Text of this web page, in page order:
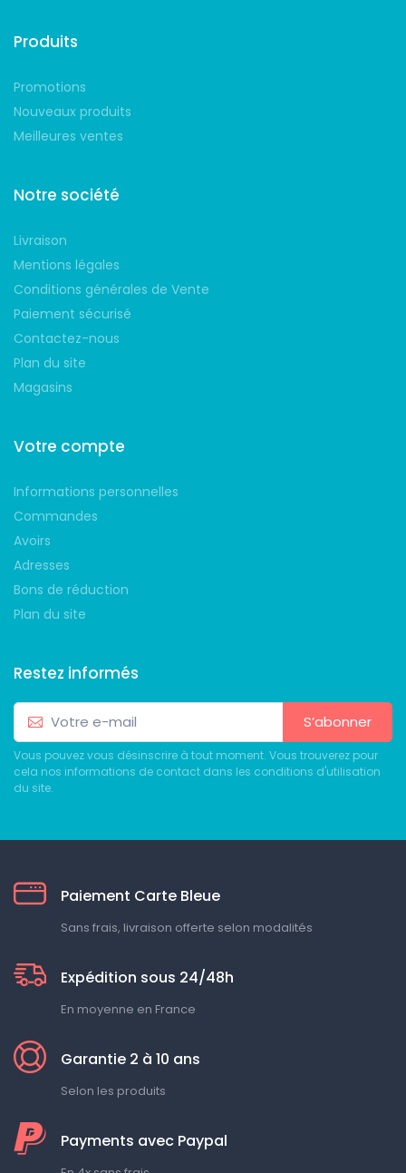
Produits
Promotions
Nouveaux produits
Meilleures ventes
Notre société
Livraison
Mentions légales
Conditions générales de Vente
Paiement sécurisé
Contactez-nous
Plan du site
Magasins
Votre compte
Informations personnelles
Commandes
Avoirs
Adresses
Bons de réduction
Plan du site
Restez informés
S’abonner
Vous pouvez vous désinscrire à tout moment. Vous trouverez pour
cela nos informations de contact dans les conditions d'utilisation
du site.
Paiement Carte Bleue
Sans frais, livraison offerte selon modalités
Expédition sous 24/48h
En moyenne en France
Garantie 2 à 10 ans
Selon les produits
Payments avec Paypal